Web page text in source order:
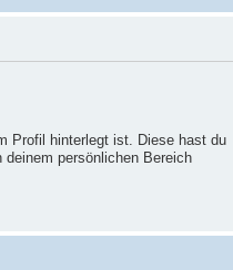
Profil hinterlegt ist. Diese hast du
deinem persönlichen Bereich